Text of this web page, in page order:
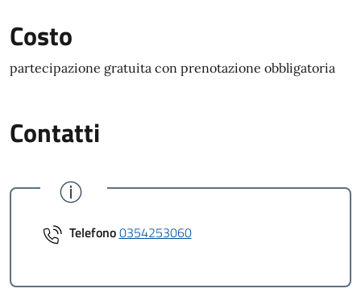
Costo
partecipazione gratuita con prenotazione obbligatoria
Contatti
Telefono0354253060